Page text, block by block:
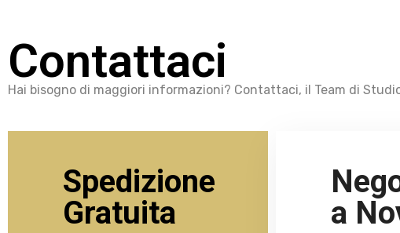
Contattaci
Hai bisogno di maggiori informazioni? Contattaci, il Team di
Spedizione
Gratuita
a